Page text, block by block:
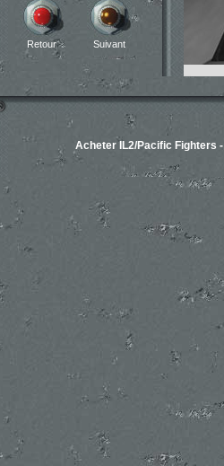
Retour Suivant
Acheter IL2/Pacific Fighters -